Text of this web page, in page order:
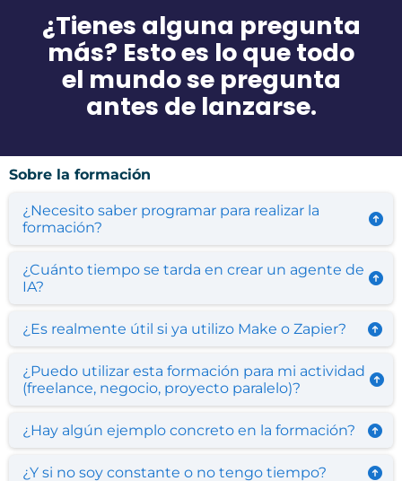
¿Tienes alguna pregunta
más? Esto es lo que todo
el mundo se pregunta
antes de lanzarse.
Sobre la formación
¿Necesito saber programar para realizar la
formación?
No. La formación ha sido diseñada para personas
sin conocimientos técnicos.
Todo se explica paso a paso, sin jerga ni códigos,
Si sabes navegar por un ordenador, podrás seguir
esta formación sin dificultad.
¿Cuánto tiempo se tarda en crear un agente de
IA?
Puedes crear tu primer agente de IA en unas
horas.
plantilla proporcionada
mucho tiempo.
Y si quieres ir más allá, podrás añadir funciones a
tu ritmo.
¿Es realmente útil si ya utilizo Make o Zapier?
Sí, totalmente.
Los agentes de IA vanmucho más allá: no siguen
guiones fijos,razonan y actúan por sí mismos
Es una nueva dimensión de la automatización.
¿Puedo utilizar esta formación para mi actividad
(freelance, negocio, proyecto paralelo)?
Por supuesto.
Puedes utilizar un agente de IA para organizar tu
agenda, gestionar bases de datos, responder
mensajes, enviar contenidos, etc.
¿Hay algún ejemplo concreto en la formación?
Sí.
Verásun ejemplo completo de un agente de IA
¿Y si no soy constante o no tengo tiempo?